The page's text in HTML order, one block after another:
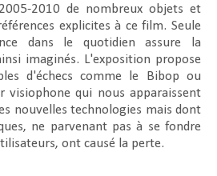
2010 de nombreux objets et
explicites à ce film. Seule
dans le quotidien assure la
imaginés. L'exposition propose
d'échecs comme le Bibop ou
visiophone qui nous apparaissent
nouvelles technologies mais dont
ne parvenant pas à se fondre
ont causé la perte.